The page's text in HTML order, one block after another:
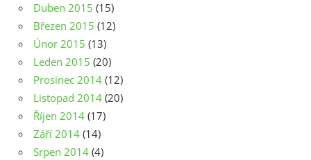
Duben 2015 (15)
Březen 2015 (12)
Únor 2015 (13)
Leden 2015 (20)
Prosinec 2014 (12)
Listopad 2014 (20)
Říjen 2014 (17)
Září 2014 (14)
Srpen 2014 (4)